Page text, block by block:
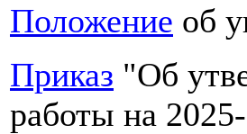
Положение об
Приказ "Об
работы на